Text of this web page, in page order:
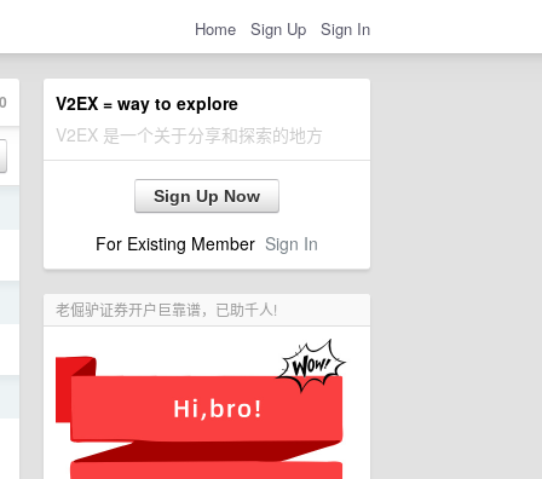
Home Sign Up Sign In
V2EX = way to explore
V2EX 是一个关于分享和探索的地方
Sign Up Now
For Existing Member Sign In
老倔驴证券开户巨靠谱，已助千人!